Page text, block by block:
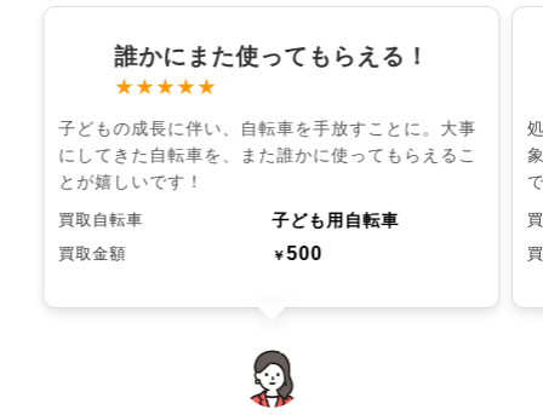
誰かにまた使ってもらえる！
★★★★★
子どもの成長に伴い、自転車を手放すことに。大事
にしてきた自転車を、また誰かに使ってもらえるこ
とが嬉しいです！
買取自転車 子ども用自転車
買取金額 ￥500
chevron_left chevron_right